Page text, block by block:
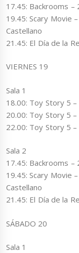
17.45: Backrooms –
19.45: Scary Movie
Castellano
21.45: El Día de la
VIERNES 19
Sala 1
18.00: Toy Story 5
20.00: Toy Story 5
22.00: Toy Story 5
Sala 2
17.45: Backrooms –
19.45: Scary Movie
Castellano
21.45: El Día de la
SÁBADO 20
Sala 1